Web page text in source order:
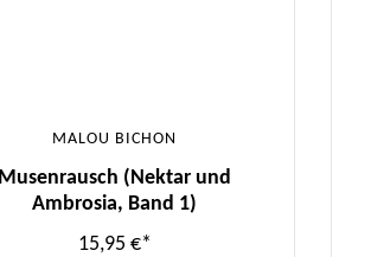
MALOU BICHON
Musenrausch (Nektar und
Ambrosia, Band 1)
15,95 €*